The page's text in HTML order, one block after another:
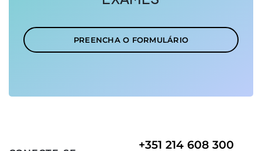
PREENCHA O FORMULÁRIO
+351 214 608 300